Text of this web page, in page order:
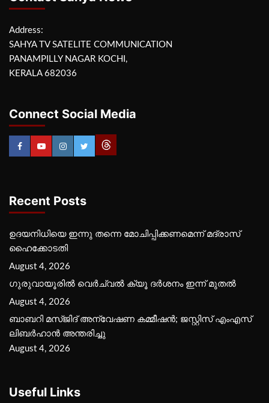
Address:
SAHYA TV SATELITE COMMUNICATION
PANAMPILLY NAGAR KOCHI,
KERALA 682036
Connect Social Media
Recent Posts
ഉദയനിധിയെ ഇന്നു തന്നെ മോചിപ്പിക്കണമെന്ന് മദ്രാസ്
ഹൈക്കോടതി
August 4, 2026
ഗുരുവായൂരില്‍ വെര്‍ച്വല്‍ ക്യൂ ദര്‍ശനം ഇന്ന് മുതല്‍
August 4, 2026
ബാബറി മസ്ജിദ് അന്വേഷണ കമ്മീഷന്‍; ജസ്റ്റിസ് എംഎസ്
ലിബര്‍ഹാന്‍ അന്തരിച്ചു
August 4, 2026
Useful Links